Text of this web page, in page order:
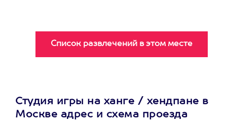
Студия игры на ханге / хендпане в
Москве адрес и схема проезда